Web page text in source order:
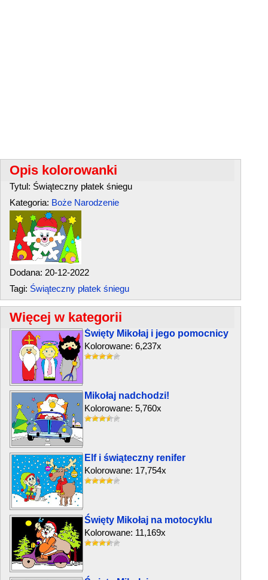
Opis kolorowanki
Tytul: Świąteczny płatek śniegu
Kategoria: Boże Narodzenie
Dodana: 20-12-2022
Tagi: Świąteczny płatek śniegu
Więcej w kategorii
Święty Mikołaj i jego pomocnicy
Kolorowane: 6,237x
Mikołaj nadchodzi!
Kolorowane: 5,760x
Elf i świąteczny renifer
Kolorowane: 17,754x
Święty Mikołaj na motocyklu
Kolorowane: 11,169x